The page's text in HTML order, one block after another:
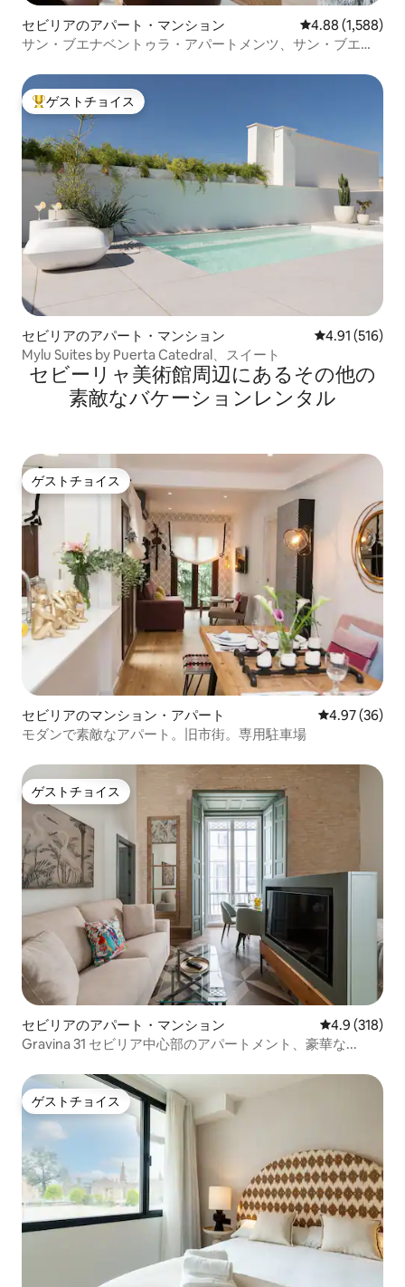
セビリアのアパート・マンション レビュー1,588
4.88 (1,588)
サン・ブエナベントゥラ・アパートメンツ、サン・ブエナ
大好評のゲストチョイスです。
ゲストチョイス
セビリアのアパート・マンション レビュー516
4.91 (516)
Mylu Suites by Puerta Catedral、スイート
セビーリャ美術館⁠周⁠辺⁠に⁠あ⁠るそ⁠の⁠他⁠の
素⁠敵⁠なバ⁠ケ⁠ー⁠シ⁠ョ⁠ン⁠レ⁠ン⁠タ⁠ル
ゲストチョイス
ゲストチョイス
セビリアのマンション・アパート レビュー36
4.97 (36)
モダンで素敵なアパート。旧市街。専用駐車場
ゲストチョイス
ゲストチョイス
セビリアのアパート・マンション レビュー318
4.9 (318)
Gravina 31 セビリア中心部のアパートメント、豪華な...
ゲストチョイス
ゲストチョイス